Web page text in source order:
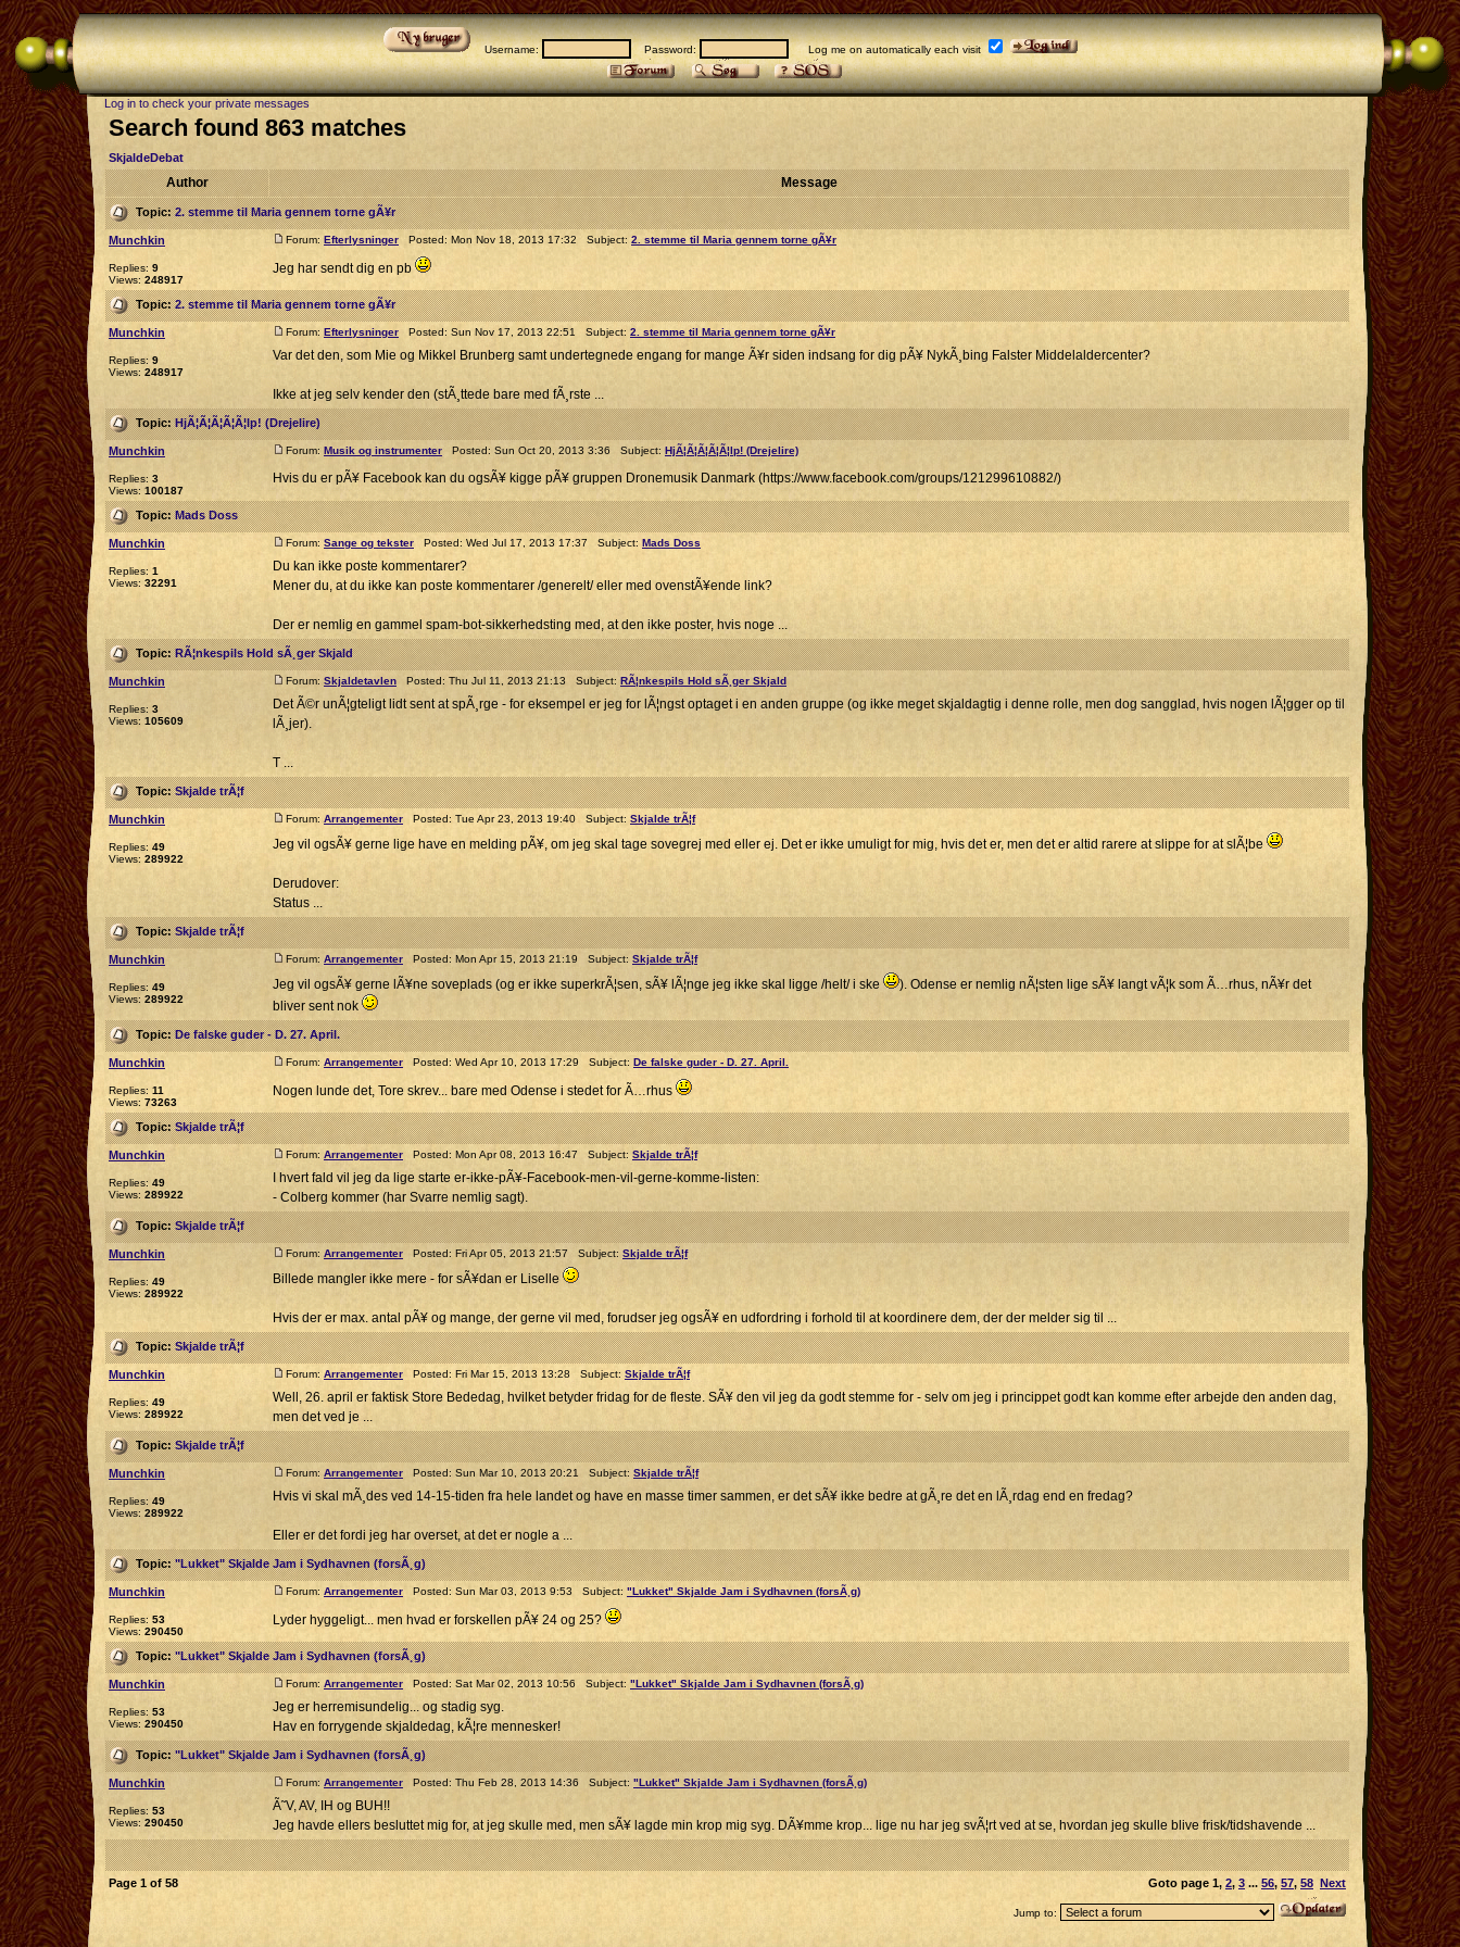
Username: Password: Log me on automatically each visit
Log in to check your private messages
Search found 863 matches
SkjaldeDebat
Author Message
Topic:2. stemme til Maria gennem torne gÃ¥r
Munchkin
Replies: 9
Views: 248917
Forum: Efterlysninger Posted: Mon Nov 18, 2013 17:32 Subject: 2. stemme til Maria gennem torne gÃ¥r
Jeg har sendt dig en pb
Topic:2. stemme til Maria gennem torne gÃ¥r
Munchkin
Replies: 9
Views: 248917
Forum: Efterlysninger Posted: Sun Nov 17, 2013 22:51 Subject: 2. stemme til Maria gennem torne gÃ¥r
Var det den, som Mie og Mikkel Brunberg samt undertegnede engang for mange Ã¥r siden indsang for dig pÃ¥ NykÃ¸bing Falster Middelaldercenter?
Ikke at jeg selv kender den (stÃ¸ttede bare med fÃ¸rste ...
Topic:HjÃ¦Ã¦Ã¦Ã¦Ã¦lp! (Drejelire)
Munchkin
Replies: 3
Views: 100187
Forum: Musik og instrumenter Posted: Sun Oct 20, 2013 3:36 Subject: HjÃ¦Ã¦Ã¦Ã¦Ã¦lp! (Drejelire)
Hvis du er pÃ¥ Facebook kan du ogsÃ¥ kigge pÃ¥ gruppen Dronemusik Danmark (https://www.facebook.com/groups/121299610882/)
Topic:Mads Doss
Munchkin
Replies: 1
Views: 32291
Forum: Sange og tekster Posted: Wed Jul 17, 2013 17:37 Subject: Mads Doss
Du kan ikke poste kommentarer?
Mener du, at du ikke kan poste kommentarer /generelt/ eller med ovenstÃ¥ende link?
Der er nemlig en gammel spam-bot-sikkerhedsting med, at den ikke poster, hvis noge ...
Topic:RÃ¦nkespils Hold sÃ¸ger Skjald
Munchkin
Replies: 3
Views: 105609
Forum: Skjaldetavlen Posted: Thu Jul 11, 2013 21:13 Subject: RÃ¦nkespils Hold sÃ¸ger Skjald
Det Ã©r unÃ¦gteligt lidt sent at spÃ¸rge - for eksempel er jeg for lÃ¦ngst optaget i en anden gruppe (og ikke meget skjaldagtig i denne rolle, men dog sangglad, hvis nogen lÃ¦gger op til
lÃ¸jer).
T ...
Topic:Skjalde trÃ¦f
Munchkin
Replies: 49
Views: 289922
Forum: Arrangementer Posted: Tue Apr 23, 2013 19:40 Subject: Skjalde trÃ¦f
Jeg vil ogsÃ¥ gerne lige have en melding pÃ¥, om jeg skal tage sovegrej med eller ej. Det er ikke umuligt for mig, hvis det er, men det er altid rarere at slippe for at slÃ¦be
Derudover:
Status ...
Topic:Skjalde trÃ¦f
Munchkin
Replies: 49
Views: 289922
Forum: Arrangementer Posted: Mon Apr 15, 2013 21:19 Subject: Skjalde trÃ¦f
Jeg vil ogsÃ¥ gerne lÃ¥ne soveplads (og er ikke superkrÃ¦sen, sÃ¥ lÃ¦nge jeg ikke skal ligge /helt/ i ske
). Odense er nemlig nÃ¦sten lige sÃ¥ langt vÃ¦k som Ã…rhus, nÃ¥r det
bliver sent nok
Topic:De falske guder - D. 27. April.
Munchkin
Replies: 11
Views: 73263
Forum: Arrangementer Posted: Wed Apr 10, 2013 17:29 Subject: De falske guder - D. 27. April.
Nogen lunde det, Tore skrev... bare med Odense i stedet for Ã…rhus
Topic:Skjalde trÃ¦f
Munchkin
Replies: 49
Views: 289922
Forum: Arrangementer Posted: Mon Apr 08, 2013 16:47 Subject: Skjalde trÃ¦f
I hvert fald vil jeg da lige starte er-ikke-pÃ¥-Facebook-men-vil-gerne-komme-listen:
- Colberg kommer (har Svarre nemlig sagt).
Topic:Skjalde trÃ¦f
Munchkin
Replies: 49
Views: 289922
Forum: Arrangementer Posted: Fri Apr 05, 2013 21:57 Subject: Skjalde trÃ¦f
Billede mangler ikke mere - for sÃ¥dan er Liselle
Hvis der er max. antal pÃ¥ og mange, der gerne vil med, forudser jeg ogsÃ¥ en udfordring i forhold til at koordinere dem, der der melder sig til ...
Topic:Skjalde trÃ¦f
Munchkin
Replies: 49
Views: 289922
Forum: Arrangementer Posted: Fri Mar 15, 2013 13:28 Subject: Skjalde trÃ¦f
Well, 26. april er faktisk Store Bededag, hvilket betyder fridag for de fleste. SÃ¥ den vil jeg da godt stemme for - selv om jeg i princippet godt kan komme efter arbejde den anden dag,
men det ved je ...
Topic:Skjalde trÃ¦f
Munchkin
Replies: 49
Views: 289922
Forum: Arrangementer Posted: Sun Mar 10, 2013 20:21 Subject: Skjalde trÃ¦f
Hvis vi skal mÃ¸des ved 14-15-tiden fra hele landet og have en masse timer sammen, er det sÃ¥ ikke bedre at gÃ¸re det en lÃ¸rdag end en fredag?
Eller er det fordi jeg har overset, at det er nogle a ...
Topic:"Lukket" Skjalde Jam i Sydhavnen (forsÃ¸g)
Munchkin
Replies: 53
Views: 290450
Forum: Arrangementer Posted: Sun Mar 03, 2013 9:53 Subject: "Lukket" Skjalde Jam i Sydhavnen (forsÃ¸g)
Lyder hyggeligt... men hvad er forskellen pÃ¥ 24 og 25?
Topic:"Lukket" Skjalde Jam i Sydhavnen (forsÃ¸g)
Munchkin
Replies: 53
Views: 290450
Forum: Arrangementer Posted: Sat Mar 02, 2013 10:56 Subject: "Lukket" Skjalde Jam i Sydhavnen (forsÃ¸g)
Jeg er herremisundelig... og stadig syg.
Hav en forrygende skjaldedag, kÃ¦re mennesker!
Topic:"Lukket" Skjalde Jam i Sydhavnen (forsÃ¸g)
Munchkin
Replies: 53
Views: 290450
Forum: Arrangementer Posted: Thu Feb 28, 2013 14:36 Subject: "Lukket" Skjalde Jam i Sydhavnen (forsÃ¸g)
Ã˜V, AV, IH og BUH!!
Jeg havde ellers besluttet mig for, at jeg skulle med, men sÃ¥ lagde min krop mig syg. DÃ¥mme krop... lige nu har jeg svÃ¦rt ved at se, hvordan jeg skulle blive frisk/tidshavende ...
Page 1 of 58 Goto page 1, 2, 3 ... 56, 57, 58 Next
Jump to: